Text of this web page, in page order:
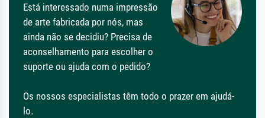
Está interessado numa impressão
de arte fabricada por nós, mas
ainda não se decidiu? Precisa de
aconselhamento para escolher o
suporte ou ajuda com o pedido?
Os nossos especialistas têm todo o prazer em ajudá-
lo.